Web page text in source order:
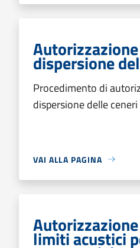
dispersione
Procedimento di
dispersione delle ceneri
VAI ALLA PAGINA
limiti acustici